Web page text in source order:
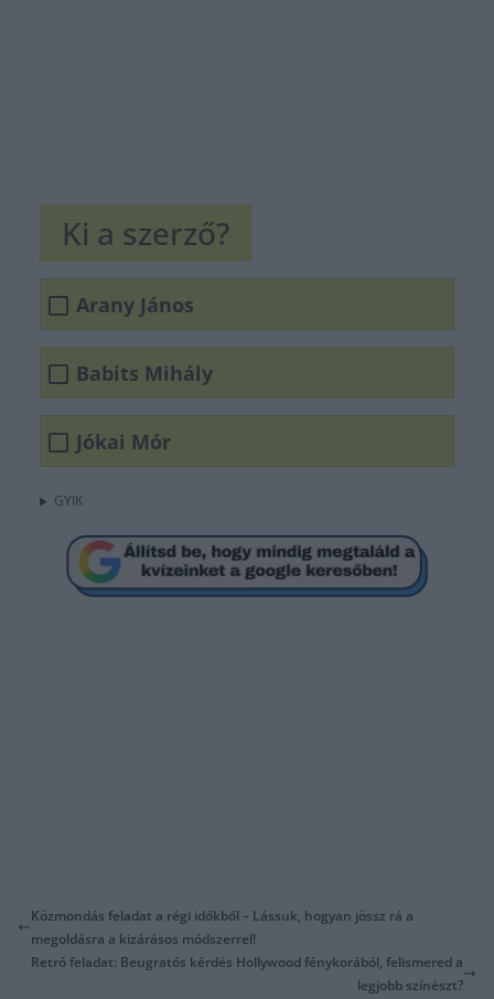
Ki a szerző?
Arany János
Babits Mihály
Jókai Mór
GYIK
Közmondás feladat a régi időkből – Lássuk, hogyan jössz rá a
megoldásra a kizárásos módszerrel!
Retró feladat: Beugratós kérdés Hollywood fénykorából, felismered a
legjobb színészt?